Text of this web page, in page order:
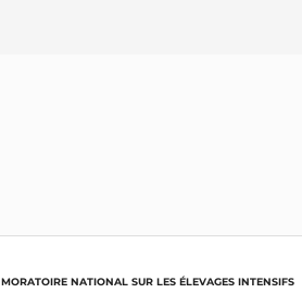
MORATOIRE NATIONAL SUR LES ÉLEVAGES INTENSIFS